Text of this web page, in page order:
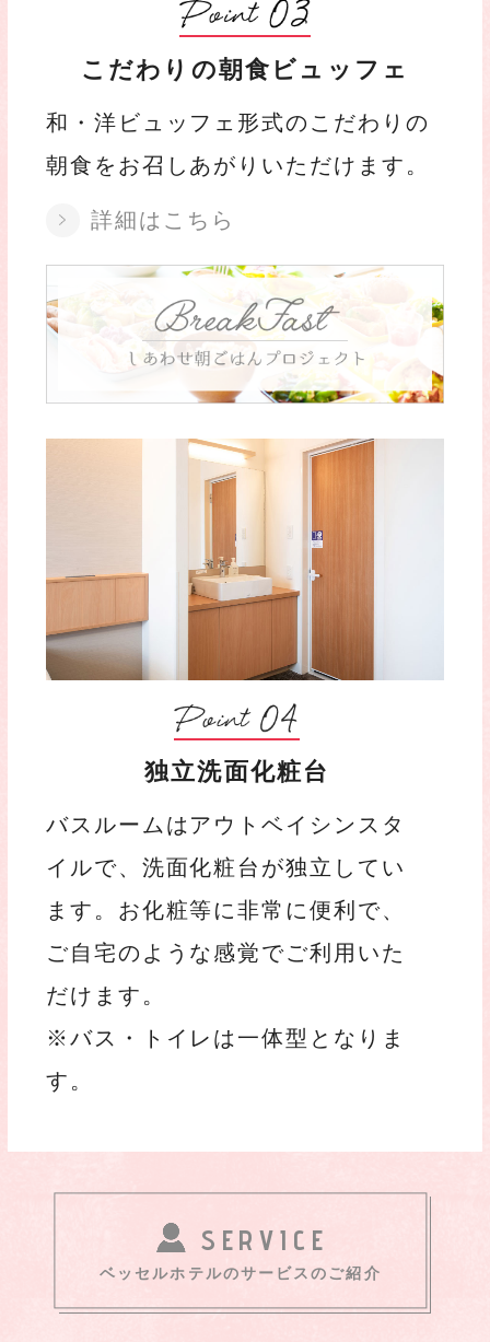
こだわりの朝食ビュッフェ
和・洋ビュッフェ形式のこだわりの
朝食をお召しあがりいただけます。
詳細はこちら
独立洗面化粧台
バスルームはアウトベイシンスタ
イルで、洗面化粧台が独立してい
ます。お化粧等に非常に便利で、
ご自宅のような感覚でご利用いた
だけます。
※バス・トイレは一体型となりま
す。
SERVICE
ベッセルホテルのサービスのご紹介